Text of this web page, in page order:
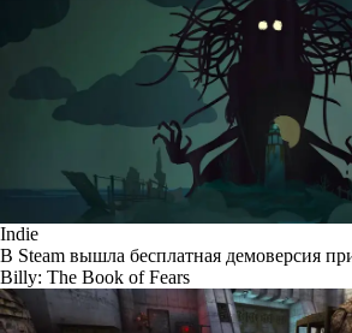
Indie
В Steam вышла бесплатная демоверсия
Billy: The Book of Fears